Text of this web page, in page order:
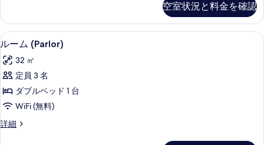
る
す
べ
て
の
写
真
を
表
ス
ル
ー
の
詳
空室状況と料金を確認
ル
ー
ム
(Parlor)
の
す
べ
羽毛の掛け布団、ミニバー、セーフ
4
ルーム (Parlor)
32 ㎡
定員 3 名
ダブルベッド 1 台
WiFi (無料)
詳細
ル